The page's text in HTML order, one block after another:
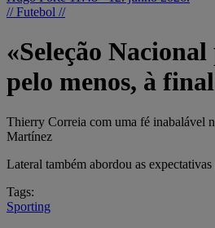
// Futebol //
«Seleção Nacional
pelo menos, à
Thierry Correia com uma fé inabalável
Martínez
Lateral também abordou as
Tags:
Sporting